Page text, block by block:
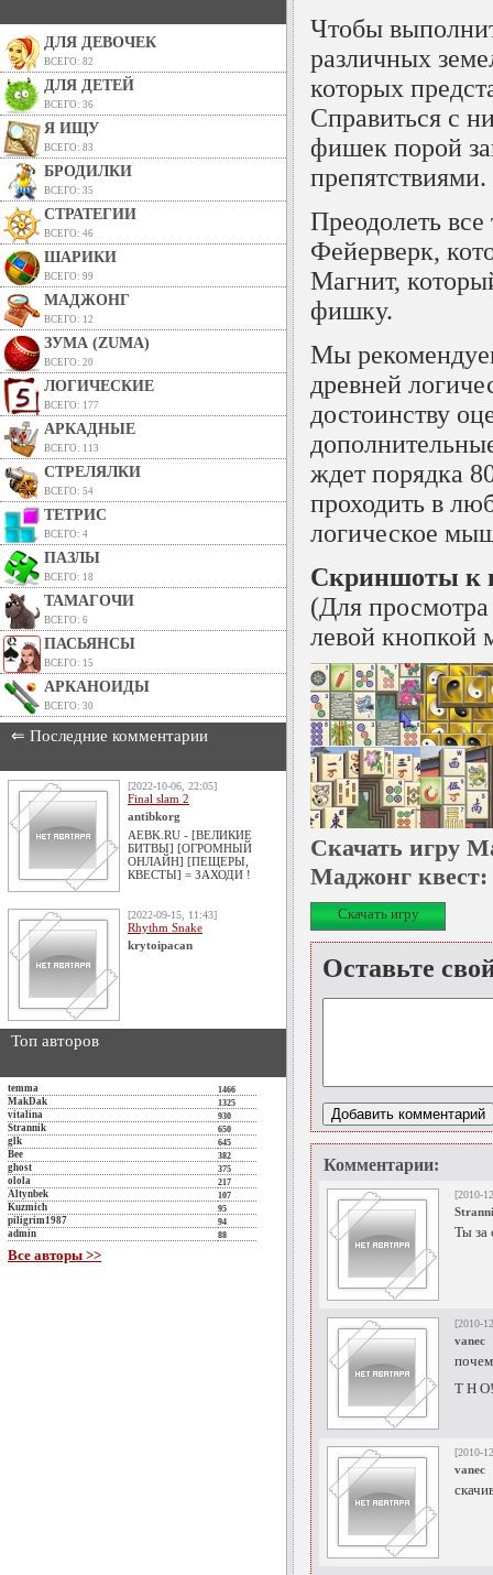
ДЛЯ ДЕВОЧЕК
ВСЕГО: 82
ДЛЯ ДЕТЕЙ
ВСЕГО: 36
Я ИЩУ
ВСЕГО: 83
БРОДИЛКИ
ВСЕГО: 35
СТРАТЕГИИ
ВСЕГО: 46
ШАРИКИ
ВСЕГО: 99
МАДЖОНГ
ВСЕГО: 12
ЗУМА (ZUMA)
ВСЕГО: 20
ЛОГИЧЕСКИЕ
ВСЕГО: 177
АРКАДНЫЕ
ВСЕГО: 113
СТРЕЛЯЛКИ
ВСЕГО: 54
ТЕТРИС
ВСЕГО: 4
ПАЗЛЫ
ВСЕГО: 18
ТАМАГОЧИ
ВСЕГО: 6
ПАСЬЯНСЫ
ВСЕГО: 15
АРКАНОИДЫ
ВСЕГО: 30
⇐ Последние комментарии
[2022-10-06, 22:05]
Final slam 2
antibkorg
AEBK.RU - [ВЕЛИКИЕ
БИТВЫ] [ОГРОМНЫЙ
ОНЛАЙН] [ПЕЩЕРЫ,
КВЕСТЫ] = ЗАХОДИ !
[2022-09-15, 11:43]
Rhythm Snake
krytoipacan
Топ авторов
temma 1466
MakDak 1325
vitalina 930
Strannik 650
glk 645
Bee 382
ghost 375
olola 217
Altynbek 107
Kuzmich 95
piligrim1987 94
admin 88
Все авторы >>
Чтобы
различных
которых
Справиться с
фишек порой
препятствиями.
Преодолеть
Фейерверк,
Магнит,
фишку.
Мы
древней
достоинству
ждет порядка
проходить в
логическое
Скриншоты к
(Для
левой кнопкой
Скачать игру
Маджонг квест:
Скачать игру
Оставьте
Комментарии:
[2010-
Ты за
[2010-
vanec
Т Н
[2010-
vanec